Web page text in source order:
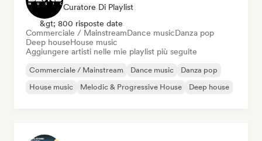
Curatore Di Playlist
&gt; 800 risposte date
Commerciale / MainstreamDance musicDanza pop
Deep houseHouse music
Aggiungere artisti nelle mie playlist più seguite
Commerciale / Mainstream Dance music
Danza pop
House music
Melodic & Progressive House Deep house